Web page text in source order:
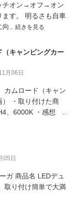
チオン→オフ→オン
ます。 明るさも自車
.. 続きを見る
キャンピングカー
月06日
カムロード（キャン
） ・取り付けた商
6000K ・感想 ..
05日
ガ 商品名 LEDデュ
取り付け簡単で大満